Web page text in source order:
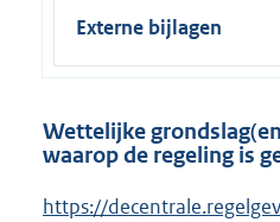
Externe bijlagen
Wettelijke
waarop de regeling is
https://